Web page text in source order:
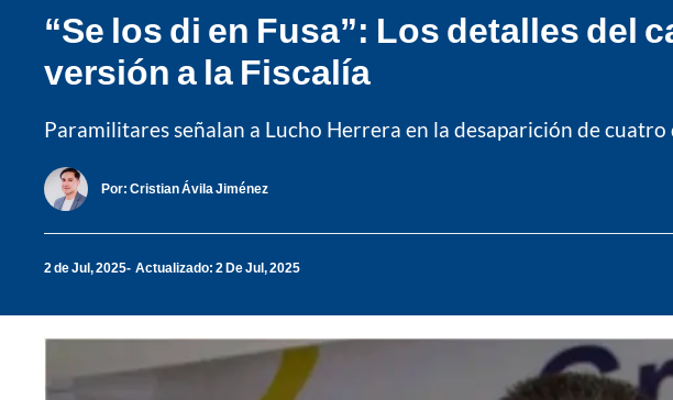
“Se los di en Fusa”: Los detalles del
versión a la Fiscalía
Paramilitares señalan a Lucho Herrera en la desaparición de
Por: Cristian Ávila Jiménez
2 de Jul, 2025 Actualizado: 2 De Jul, 2025